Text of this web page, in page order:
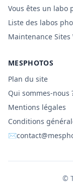
Vous êtes un labo
Liste des labos
Maintenance
MESPHOTOS
Plan du site
Qui sommes-nous
Mentions légales
Conditions
✉
©